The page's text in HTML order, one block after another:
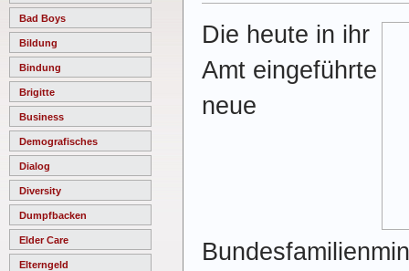
Bad Boys
Bildung
Bindung
Brigitte
Business
Demografisches
Dialog
Diversity
Dumpfbacken
Elder Care
Elterngeld
Die heute in ihr
Amt eingeführte
neue